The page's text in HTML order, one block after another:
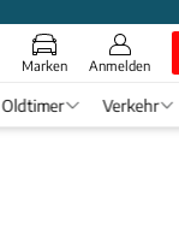
Marken Anmelden
Oldtimer Verkehr